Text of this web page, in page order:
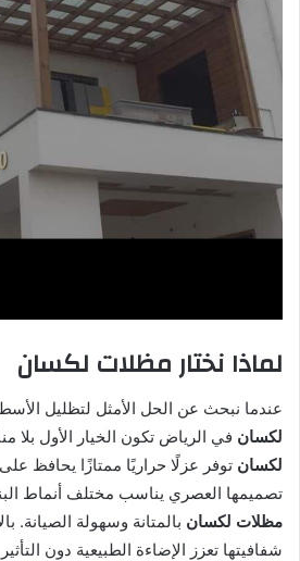
لماذا نختار مظلات لكسان
عندما نبحث عن الحل الأمثل لتظليل
لكسان في الرياض تكون الخيار الأول بلا
لكسان توفر عزلًا حراريًا ممتازًا يحافظ
تصميمها العصري يناسب مختلف أنماط
مظلات لكسان بالمتانة وسهولة الصيانة.
شفافيتها تعزز الإضاءة الطبيعية دون